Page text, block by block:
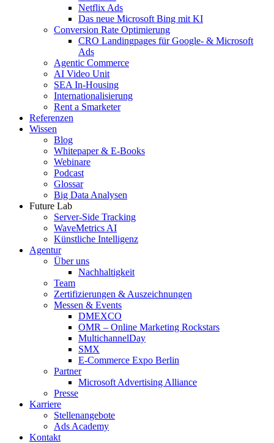
Netflix Ads
Das neue Microsoft Bing mit KI
Conversion Rate Optimierung
CRO Landingpages für Google- & Microsoft
Ads
Agentic Commerce
AI Video Unit
SEA In-Housing
Internationalisierung
Rent a Smarketer
Referenzen
Wissen
Blog
Whitepaper & E-Books
Webinare
Podcast
Glossar
Big Data Analysen
Future Lab
Server-Side Tracking
WaveMetrics AI
Künstliche Intelligenz
Agentur
Über uns
Nachhaltigkeit
Team
Zertifizierungen & Auszeichnungen
Messen & Events
DMEXCO
OMR – Online Marketing Rockstars
MultichannelDay
SMX
E-Commerce Expo Berlin
Partner
Microsoft Advertising Alliance
Presse
Karriere
Stellenangebote
Ads Academy
Kontakt